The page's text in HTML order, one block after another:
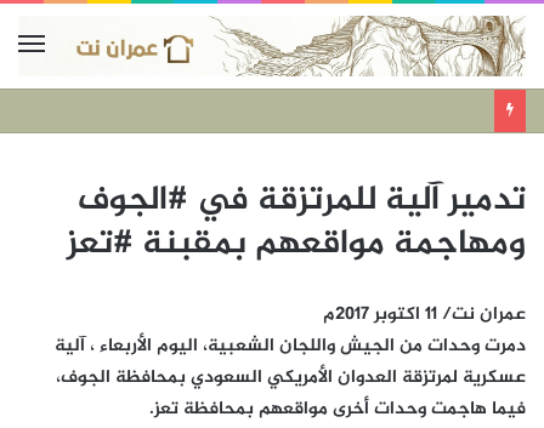
تدمير آلية للمرتزقة في #الجوف
ومهاجمة مواقعهم بمقبنة #تعز
عمران نت/ 11 اكتوبر 2017م
دمرت وحدات من الجيش واللجان الشعبية، اليوم الأربعاء ، آلية
عسكرية لمرتزقة العدوان الأمريكي السعودي بمحافظة الجوف،
فيما هاجمت وحدات أخرى مواقعهم بمحافظة تعز.